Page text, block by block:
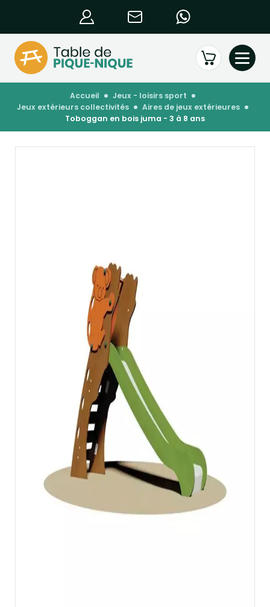
accueil
jeux - loisirs sport
jeux extérieurs collectivités
aires de jeux extérieures
toboggan en bois juma - 3 à 8 ans